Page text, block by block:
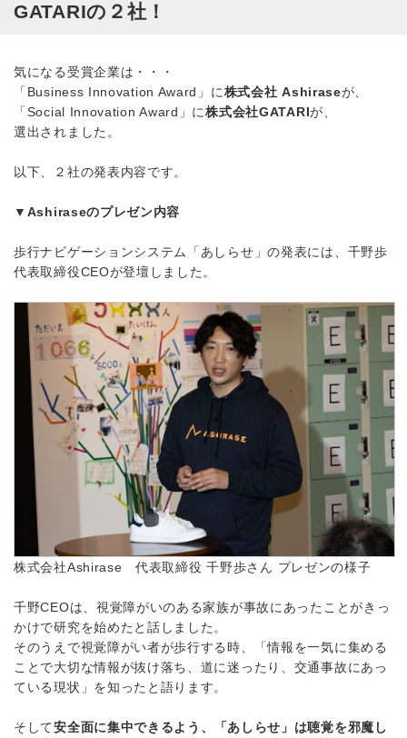
GATARIの２社！
気になる受賞企業は・・・
「Business Innovation Award」に株式会社 Ashiraseが、
「Social Innovation Award」に株式会社GATARIが、
選出されました。
以下、２社の発表内容です。
▼Ashiraseのプレゼン内容
歩行ナビゲーションシステム「あしらせ」の発表には、千野歩
代表取締役CEOが登壇しました。
株式会社Ashirase 代表取締役 千野歩さん プレゼンの様子
千野CEOは、視覚障がいのある家族が事故にあったことがきっ
かけで研究を始めたと話しました。
そのうえで視覚障がい者が歩行する時、「情報を一気に集める
ことで大切な情報が抜け落ち、道に迷ったり、交通事故にあっ
ている現状」を知ったと語ります。
そして安全面に集中できるよう、「あしらせ」は聴覚を邪魔し